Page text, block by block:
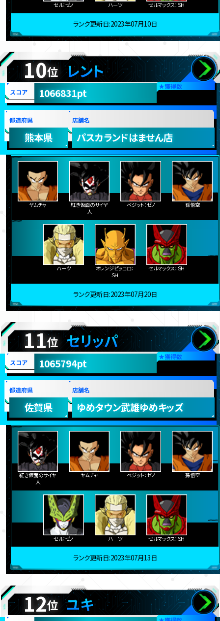
セル：ゼノ ハーツ セルマックス：ＳＨ
ランク更新日:2023年07月10日
10位 レント
★獲得数
スコア 1066831pt
都道府県
熊本県
店舗名
パスカランドはません店
ヤムチャ
紅き仮面のサイヤ
人
ベジット：ゼノ 孫悟空
ハーツ
オレンジピッコロ：
ＳＨ
セルマックス：ＳＨ
ランク更新日:2023年07月20日
11位 セリッパ
★獲得数
スコア 1065794pt
都道府県
佐賀県
店舗名
ゆめタウン武雄ゆめキッズ
紅き仮面のサイヤ
人
ヤムチャ ベジット：ゼノ 孫悟空
セル：ゼノ ハーツ セルマックス：ＳＨ
ランク更新日:2023年07月13日
12位 ユキ